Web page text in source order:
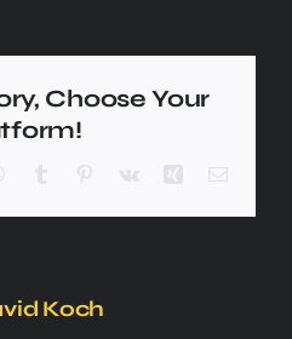
Choose Your
WhatsApp
Tumblr Pinterest
Vk XingE-
Koch